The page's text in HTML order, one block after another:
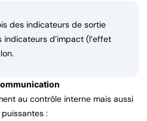
des indicateurs de sortie
d’impact (l’effet
au contrôle interne mais aussi
: